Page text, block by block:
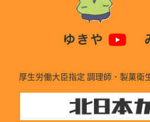
厚生労働大臣指定 調理師・製菓衛